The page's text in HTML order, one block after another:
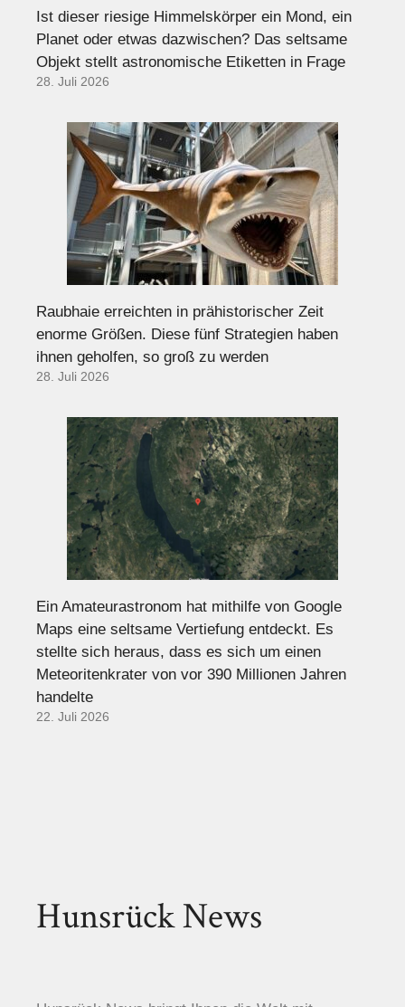
Ist dieser riesige Himmelskörper ein Mond, ein
Planet oder etwas dazwischen? Das seltsame
Objekt stellt astronomische Etiketten in Frage
28. Juli 2026
Raubhaie erreichten in prähistorischer Zeit
enorme Größen. Diese fünf Strategien haben
ihnen geholfen, so groß zu werden
28. Juli 2026
Ein Amateurastronom hat mithilfe von Google
Maps eine seltsame Vertiefung entdeckt. Es
stellte sich heraus, dass es sich um einen
Meteoritenkrater von vor 390 Millionen Jahren
handelte
22. Juli 2026
Hunsrück News